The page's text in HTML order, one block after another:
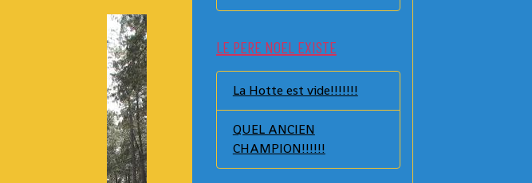
LE PERE NOEL EXISTE
La Hotte est vide!!!!!!!
QUEL ANCIEN
CHAMPION!!!!!!